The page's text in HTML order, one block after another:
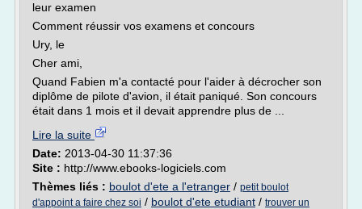
leur examen
Comment réussir vos examens et concours
Ury, le
Cher ami,
Quand Fabien m'a contacté pour l'aider à décrocher son
diplôme de pilote d'avion, il était paniqué. Son concours
était dans 1 mois et il devait apprendre plus de ...
Lire la suite
Date: 2013-04-30 11:37:36
Site : http://www.ebooks-logiciels.com
Thèmes liés : boulot d'ete a l'etranger / petit boulot
d'appoint a faire chez soi / boulot d'ete etudiant / trouver un